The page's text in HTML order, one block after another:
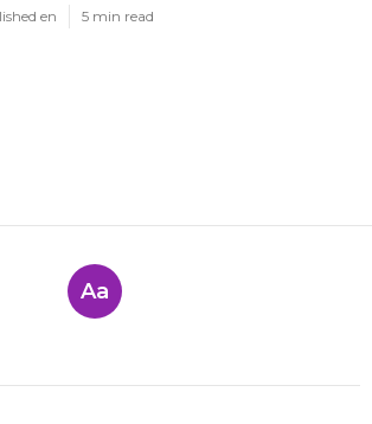
en 5 min read
Aa